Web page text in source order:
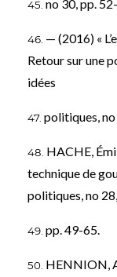
no 30, pp.
— (2016) «
Retour sur une
idées
politiques,
HACHE,
technique de
politiques, no 28,
pp. 49-65.
HENNION,